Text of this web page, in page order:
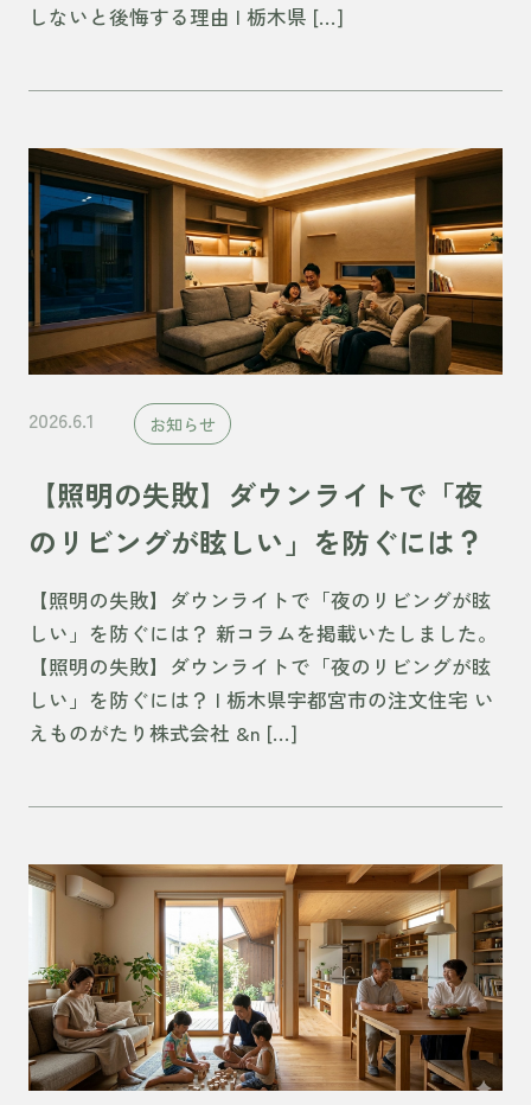
しないと後悔する理由 | 栃木県 […]
2026.6.1 お知らせ
【照明の失敗】ダウンライトで「夜
のリビングが眩しい」を防ぐには？
【照明の失敗】ダウンライトで「夜のリビングが眩
しい」を防ぐには？ 新コラムを掲載いたしました。
【照明の失敗】ダウンライトで「夜のリビングが眩
しい」を防ぐには？ | 栃木県宇都宮市の注文住宅 い
えものがたり株式会社 &n […]